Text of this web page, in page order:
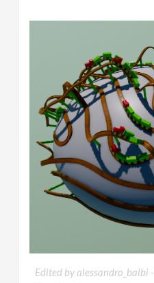
Edited by alessandro_balbi -